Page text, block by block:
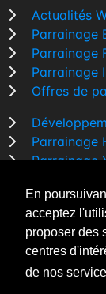
En
acceptez
proposer des
centres
de nos
Actualités
Parrainage
Parrainage
Parrainage
Offres de
Parrainage
Parrainage
Comparatif
By Night